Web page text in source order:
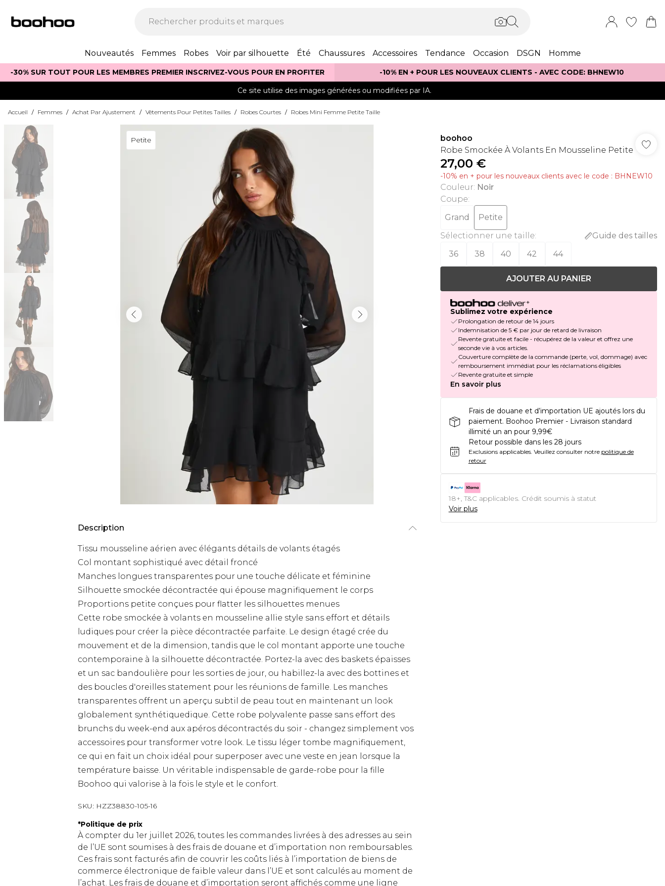
Nouveautés Femmes Robes Voir par silhouette Été Chaussures Accessoires Tendance Occasion DSGN Homme
-30% SUR TOUT POUR LES MEMBRES PREMIER INSCRIVEZ-VOUS POUR EN PROFITER -10% EN + POUR LES NOUVEAUX CLIENTS - AVEC CODE: BHNEW10
Ce site utilise des images générées ou modifiées par IA.
Accueil / Femmes / Achat Par Ajustement / Vêtements Pour Petites Tailles / Robes Courtes / Robes Mini Femme Petite Taille
Petite
Description
Tissu mousseline aérien avec élégants détails de volants étagés
Col montant sophistiqué avec détail froncé
Manches longues transparentes pour une touche délicate et féminine
Silhouette smockée décontractée qui épouse magnifiquement le corps
Proportions petite conçues pour flatter les silhouettes menues
Cette robe smockée à volants en mousseline allie style sans effort et détails
ludiques pour créer la pièce décontractée parfaite. Le design étagé crée du
mouvement et de la dimension, tandis que le col montant apporte une touche
contemporaine à la silhouette décontractée. Portez-la avec des baskets épaisses
et un sac bandoulière pour les sorties de jour, ou habillez-la avec des bottines et
des boucles d'oreilles statement pour les réunions de famille. Les manches
transparentes offrent un aperçu subtil de peau tout en maintenant un look
globalement synthétiquedique. Cette robe polyvalente passe sans effort des
brunchs du week-end aux apéros décontractés du soir - changez simplement vos
accessoires pour transformer votre look. Le tissu léger tombe magnifiquement,
ce qui en fait un choix idéal pour superposer avec une veste en jean lorsque la
température baisse. Un véritable indispensable de garde-robe pour la fille
Boohoo qui valorise à la fois le style et le confort.
SKU: HZZ38830-105-16
*Politique de prix
À compter du 1er juillet 2026, toutes les commandes livrées à des adresses au sein
de l’UE sont soumises à des frais de douane et d’importation non remboursables.
Ces frais sont facturés afin de couvrir les coûts liés à l’importation de biens de
commerce électronique de faible valeur dans l’UE et sont calculés au moment de
l’achat. Les frais de douane et d’importation seront affichés comme une ligne
boohoo
Robe Smockée À Volants En Mousseline Petite
27,00 €
-10% en + pour les nouveaux clients avec le code : BHNEW10
Couleur: Noir
Coupe:
Grand
Petite
Sélectionner une taille:
Guide des tailles
36
38 40 42 44
AJOUTER AU PANIER
Sublimez votre expérience
Prolongation de retour de 14 jours
Indemnisation de 5 € par jour de retard de livraison
Revente gratuite et facile - récupérez de la valeur et offrez une
seconde vie à vos articles.
Couverture complète de la commande (perte, vol, dommage) avec
remboursement immédiat pour les réclamations éligibles
Revente gratuite et simple
En savoir plus
Frais de douane et d’importation UE ajoutés lors du
paiement. Boohoo Premier - Livraison standard
illimité un an pour 9,99€
Retour possible dans les 28 jours
Exclusions applicables. Veuillez consulter notre politique de
retour
18+, T&C applicables. Crédit soumis à statut
Voir plus